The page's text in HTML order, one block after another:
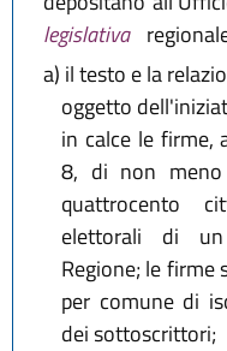
legislativa
a) il testo e la
oggetto
in calce le firme,
8, di non
quattrocento
elettorali di
Regione; le firme
per comune di
dei sottoscrittori;